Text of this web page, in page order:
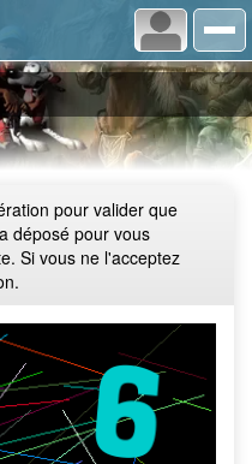
pour valider que
déposé pour vous
Si vous ne l'acceptez